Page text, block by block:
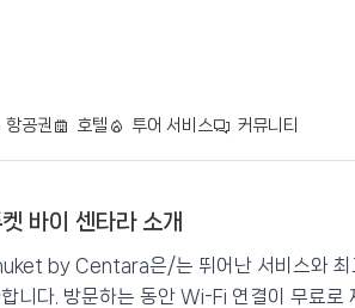
항공권 호텔 투어 서비스 커뮤니티
트 푸켓 바이 센타라
바이 센타라 소개
by Centara은/는 뛰어난 서비스와 최
니다. 방문하는 동안 Wi-Fi 연결이 무료로